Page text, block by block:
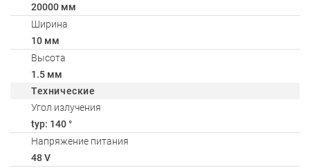
20000 мм
Ширина
10 мм
Высота
1.5 мм
Технические
Угол излучения
typ: 140 °
Напряжение питания
48 V